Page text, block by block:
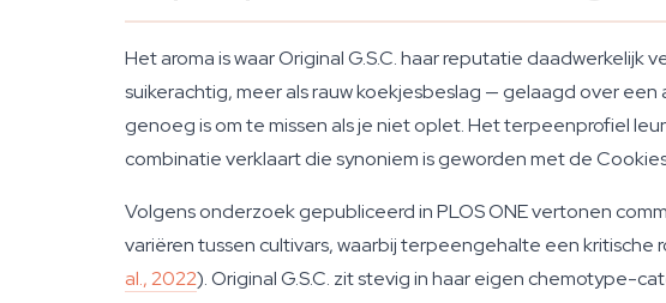
Het aroma is waar Original G.S.C. haar reputatie
suikerachtig, meer als rauw koekjesbeslag — gelaagd over
genoeg is om te missen als je niet oplet. Het terpeenprofiel
combinatie verklaart die synoniem is geworden met de
Volgens onderzoek gepubliceerd in PLOS ONE vertonen
variëren tussen cultivars, waarbij terpeengehalte een
al., 2022). Original G.S.C. zit stevig in haar eigen chemotype-